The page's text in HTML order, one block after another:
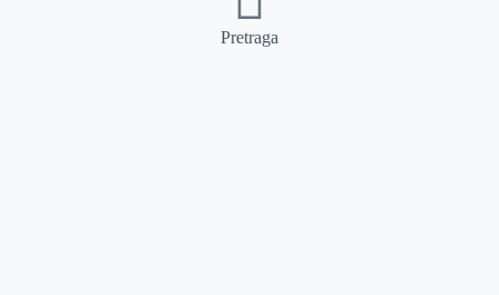
Pretraga